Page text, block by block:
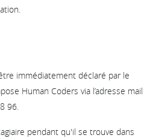
immédiatement déclaré par le
Human Coders via l’adresse mail
96.
pendant qu'il se trouve dans